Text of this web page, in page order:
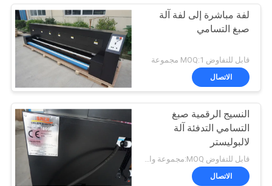
لفة مباشرة إلى لفة آلة
صبغ التسامي
قابل للتفاوض MOQ:1 مجموعة
الاتصال
النسيج الرقمية صبغ
التسامي التدفئة آلة
لالبوليستر
الاتصال